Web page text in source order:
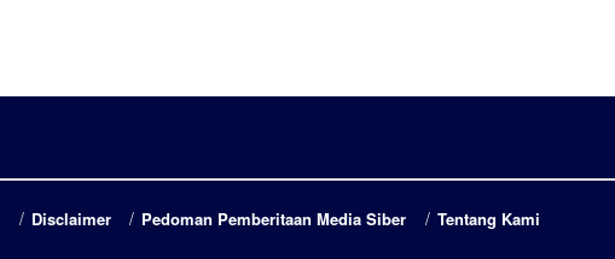
Disclaimer Pedoman Pemberitaan Media Siber Tentang Kami